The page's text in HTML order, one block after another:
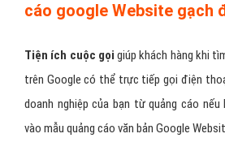
cáo google Website gạch
Tiện ích cuộc gọi giúp khách hàng khi
trên Google có thể trực tiếp gọi điện
doanh nghiệp của bạn từ quảng cáo
vào mẫu quảng cáo văn bản Google